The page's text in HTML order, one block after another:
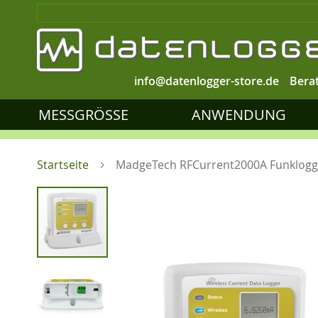
info@datenlogger-store.de
MESSGRÖSSE ANWENDUNG
Startseite MadgeTech RFCurrent2000A
Zum
Ende
der
Bildgalerie
springen